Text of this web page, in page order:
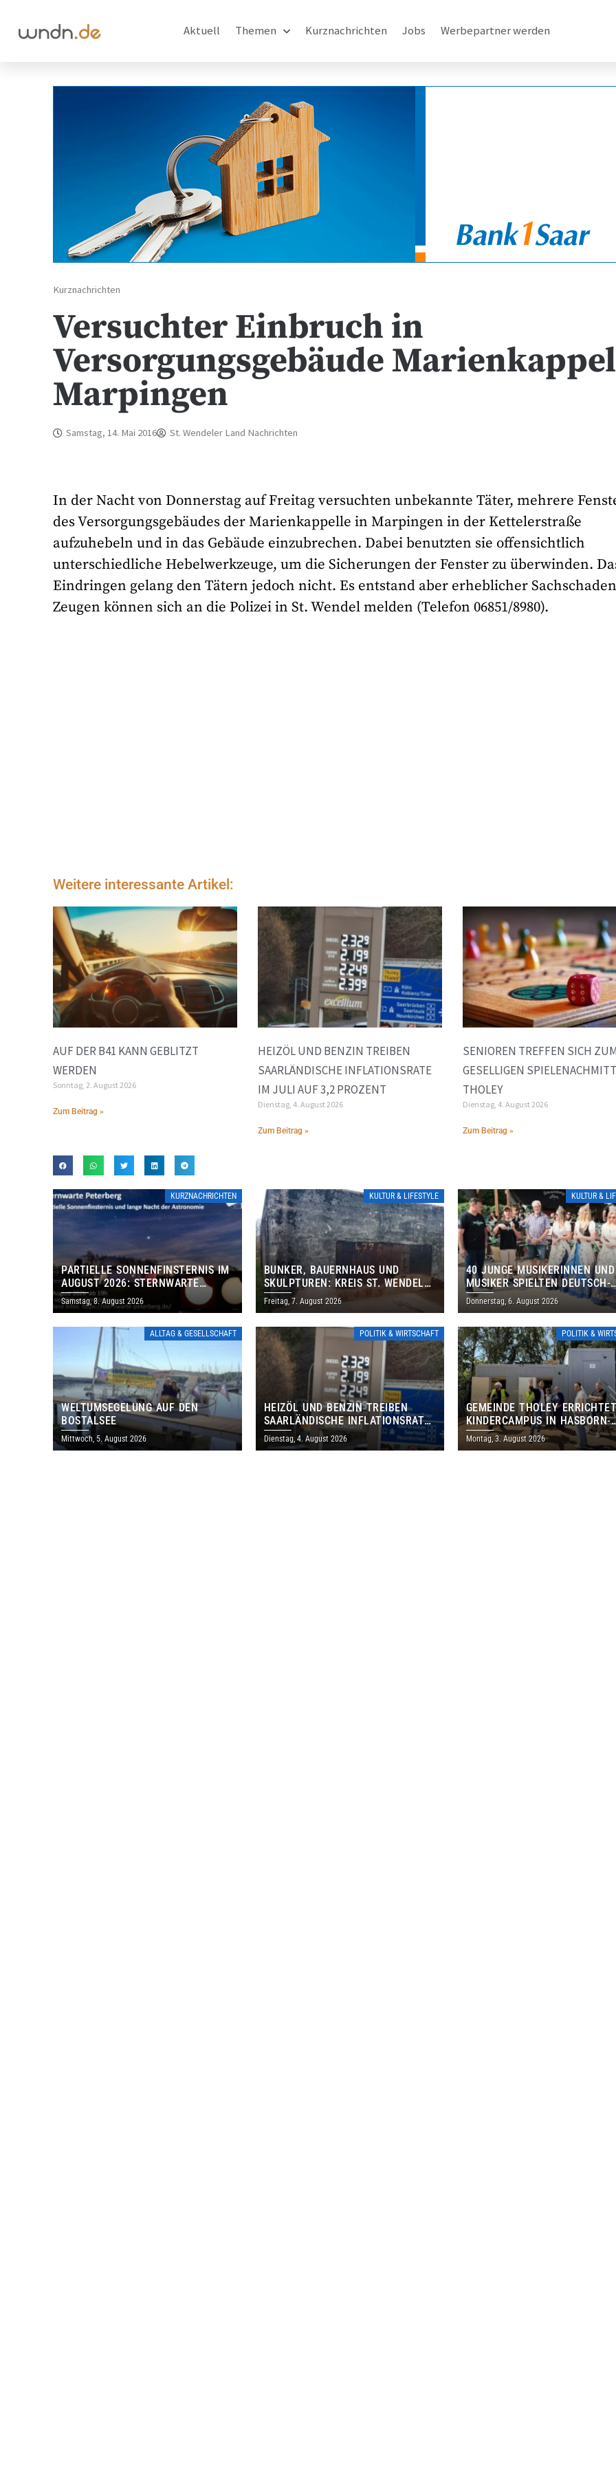
Aktuell Themen Kurznachrichten Jobs Werbepartner werden
Kurznachrichten
Versuchter Einbruch in
Versorgungsgebäude
Marpingen
Samstag, 14. Mai 2016 St. Wendeler Land Nachrichten
In der Nacht von Donnerstag auf Freitag versuchten unbekannte Täter, mehrere
des Versorgungsgebäudes der Marienkappelle in Marpingen in der Kettelerstraße
aufzuhebeln und in das Gebäude einzubrechen. Dabei benutzten sie offensichtlich
unterschiedliche Hebelwerkzeuge, um die Sicherungen der Fenster zu überwinden.
Eindringen gelang den Tätern jedoch nicht. Es entstand aber erheblicher
Zeugen können sich an die Polizei in St. Wendel melden (Telefon 06851/8980).
Weitere interessante Artikel:
AUF DER B41 KANN GEBLITZT
WERDEN
Sonntag, 2. August 2026
Zum Beitrag »
HEIZÖL UND BENZIN TREIBEN
SAARLÄNDISCHE INFLATIONSRATE
IM JULI AUF 3,2 PROZENT
Dienstag, 4. August 2026
Zum Beitrag »
SENIOREN TREFFEN SICH ZUM
GESELLIGEN
THOLEY
Dienstag, 4. August 2026
Zum Beitrag »
KURZNACHRICHTEN
PARTIELLE SONNENFINSTERNIS IM
AUGUST 2026: STERNWARTE
PETERBERG ÖFFNET KOSTENLOS
IHRE TORE
Samstag, 8. August 2026
KULTUR & LIFESTYLE
BUNKER, BAUERNHAUS UND
SKULPTUREN: KREIS ST. WENDEL
LÄDT ZUM TAG DES OFFENEN
DENKMALS EIN
Freitag, 7. August 2026
KULTUR &
40 JUNGE MUSIKERINNEN UND
MUSIKER SPIELTEN DEUTSCH-
BRASILIANISCHES
THOLEY
Donnerstag, 6. August 2026
ALLTAG & GESELLSCHAFT
WELTUMSEGELUNG AUF DEN
BOSTALSEE
Mittwoch, 5. August 2026
POLITIK & WIRTSCHAFT
HEIZÖL UND BENZIN TREIBEN
SAARLÄNDISCHE INFLATIONSRATE
IM JULI AUF 3,2 PROZENT
Dienstag, 4. August 2026
POLITIK &
GEMEINDE THOLEY
KINDERCAMPUS IN HASBORN-
DAUTWEILER FÜR RUND 8,5
MILLIONEN EURO
Montag, 3. August 2026